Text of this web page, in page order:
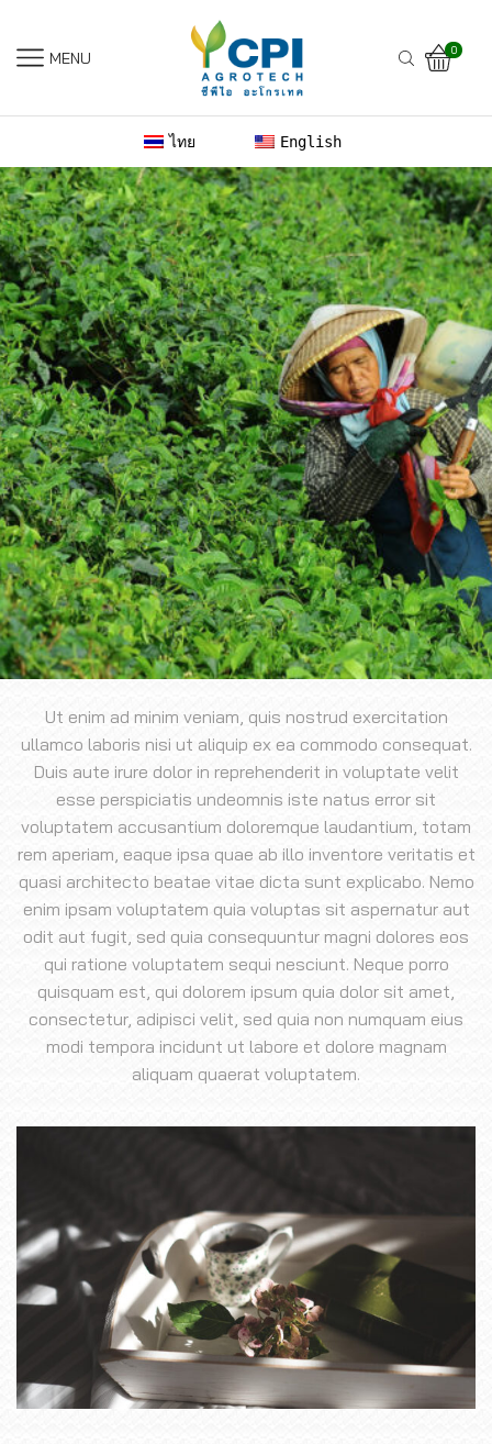
MENU 0
ไทย English
Ut enim ad minim veniam, quis nostrud exercitation
ullamco laboris nisi ut aliquip ex ea commodo consequat.
Duis aute irure dolor in reprehenderit in voluptate velit
esse perspiciatis undeomnis iste natus error sit
voluptatem accusantium doloremque laudantium, totam
rem aperiam, eaque ipsa quae ab illo inventore veritatis et
quasi architecto beatae vitae dicta sunt explicabo. Nemo
enim ipsam voluptatem quia voluptas sit aspernatur aut
odit aut fugit, sed quia consequuntur magni dolores eos
qui ratione voluptatem sequi nesciunt. Neque porro
quisquam est, qui dolorem ipsum quia dolor sit amet,
consectetur, adipisci velit, sed quia non numquam eius
modi tempora incidunt ut labore et dolore magnam
aliquam quaerat voluptatem.